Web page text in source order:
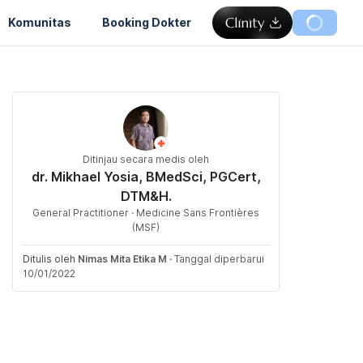
Komunitas Booking Dokter
Ditinjau secara medis oleh
dr. Mikhael Yosia, BMedSci, PGCert,
DTM&H.
General Practitioner · Medicine Sans Frontières
(MSF)
Ditulis oleh Nimas Mita Etika M · Tanggal diperbarui
10/01/2022